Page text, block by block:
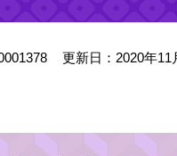
更新日：2020年11